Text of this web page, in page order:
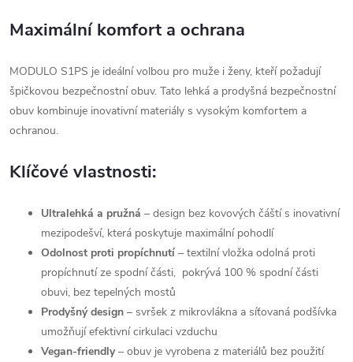
Maximální komfort a ochrana
MODULO S1PS je ideální volbou pro muže i ženy, kteří požadují
špičkovou bezpečnostní obuv. Tato lehká a prodyšná bezpečnostní
obuv kombinuje inovativní materiály s vysokým komfortem a
ochranou.
Klíčové vlastnosti:
Ultralehká a pružná – design bez kovových čáští s inovativní
mezipodešví, která poskytuje maximální pohodlí
Odolnost proti propíchnutí – textilní vložka odolná proti
propíchnutí ze spodní části, pokrývá 100 % spodní části
obuvi, bez tepelných mostů
Prodyšný design – svršek z mikrovlákna a síťovaná podšívka
umožňují efektivní cirkulaci vzduchu
Vegan-friendly– obuv je vyrobena z materiálů bez použití